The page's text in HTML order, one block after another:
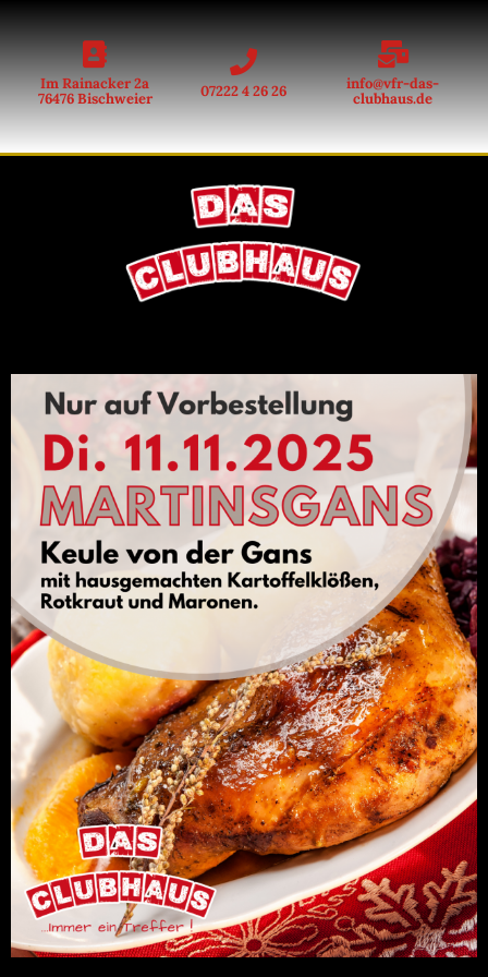
Im Rainacker 2a
76476 Bischweier
07222 4 26 26
info@vfr-das-
clubhaus.de